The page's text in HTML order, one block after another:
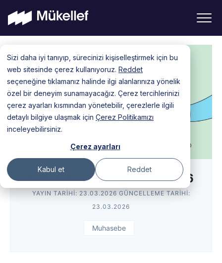
Sizi daha iyi tanıyıp, sürecinizi kişiselleştirmek için bu
web sitesinde çerez kullanıyoruz. Reddet
seçeneğine tıklamanız halinde ilgi alanlarınıza yönelik
özel bir deneyim sunamayacağız. Çerez tercihlerinizi
çerez ayarları kısmından yönetebilir, çerezlerle ilgili
detaylı bilgiye ulaşmak için Çerez Politikamızı
inceleyebilirsiniz.
Çerez ayarları
Kabul et Reddet
content
E-Fatura Geçiş Hadleri 2026
YAYIN TARIHI: 23.03.2026 GÜNCELLEME TARIHI:
23.03.2026
Muhasebe